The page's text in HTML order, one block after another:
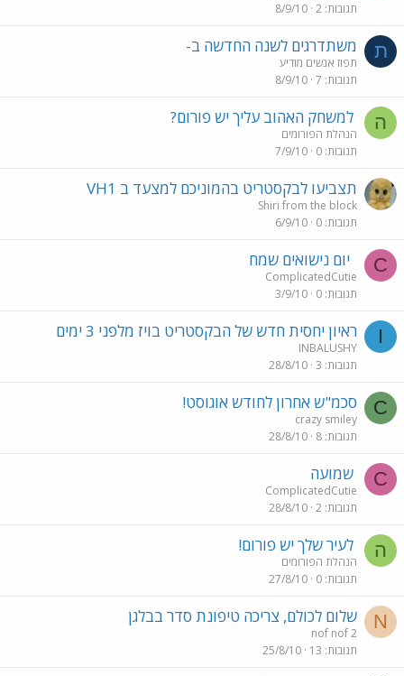
תגובות 2
8/9/10
ת משתדרגים לשנה החדשה ב-
תפוז אנשים מודיע
תגובות 7
8/9/10
ה למשחק האהוב עליך יש פורום?
הנהלת הפורומים
תגובות 0
7/9/10
תצביעו לבקסטריט בהמוניכם למצעד ב VH1
Shiri from the block
תגובות 0
6/9/10
C יום נישואים שמח
ComplicatedCutie
תגובות 0
3/9/10
I ראיון יחסית חדש של הבקסטריט בויז מלפני 3 ימים
INBALUSHY
תגובות 3
28/8/10
C סכמ"ש אחרון לחודש אוגוסט!
crazy smiley
תגובות 8
28/8/10
C שמועה
ComplicatedCutie
תגובות 2
28/8/10
ה לעיר שלך יש פורום!
הנהלת הפורומים
תגובות 0
27/8/10
N שלום לכולם, צריכה טיפונת סדר בבלגן
nof nof 2
תגובות 13
25/8/10